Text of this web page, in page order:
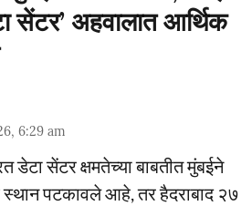
सेंटर’ अहवालात आर्थिक
6:29 am
डेटा सेंटर क्षमतेच्या बाबतीत मुंबईने
पटकावले आहे, तर हैदराबाद २७